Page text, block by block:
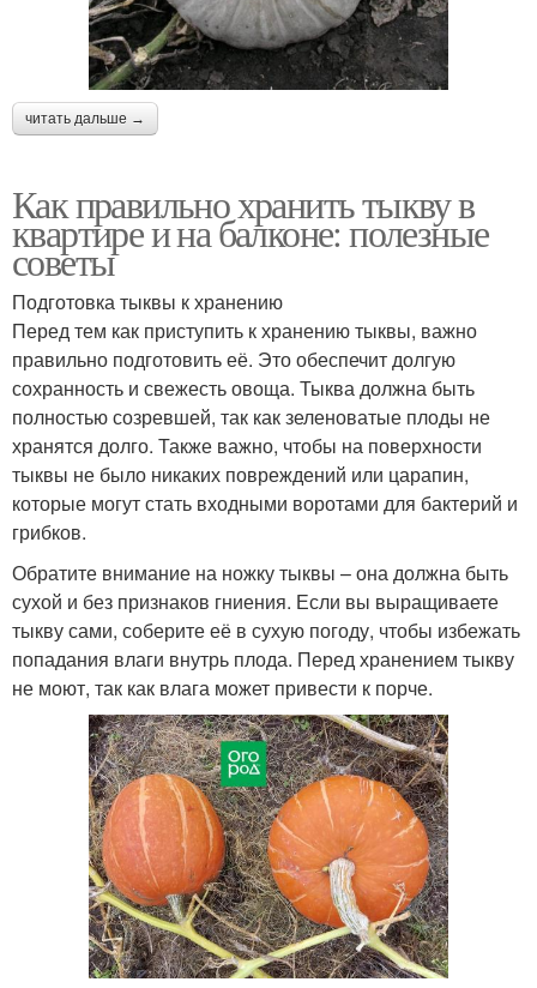
читать дальше →
Как правильно хранить тыкву в
квартире и на балконе: полезные
советы
Подготовка тыквы к хранению
Перед тем как приступить к хранению тыквы, важно
правильно подготовить её. Это обеспечит долгую
сохранность и свежесть овоща. Тыква должна быть
полностью созревшей, так как зеленоватые плоды не
хранятся долго. Также важно, чтобы на поверхности
тыквы не было никаких повреждений или царапин,
которые могут стать входными воротами для бактерий и
грибков.
Обратите внимание на ножку тыквы – она должна быть
сухой и без признаков гниения. Если вы выращиваете
тыкву сами, соберите её в сухую погоду, чтобы избежать
попадания влаги внутрь плода. Перед хранением тыкву
не моют, так как влага может привести к порче.